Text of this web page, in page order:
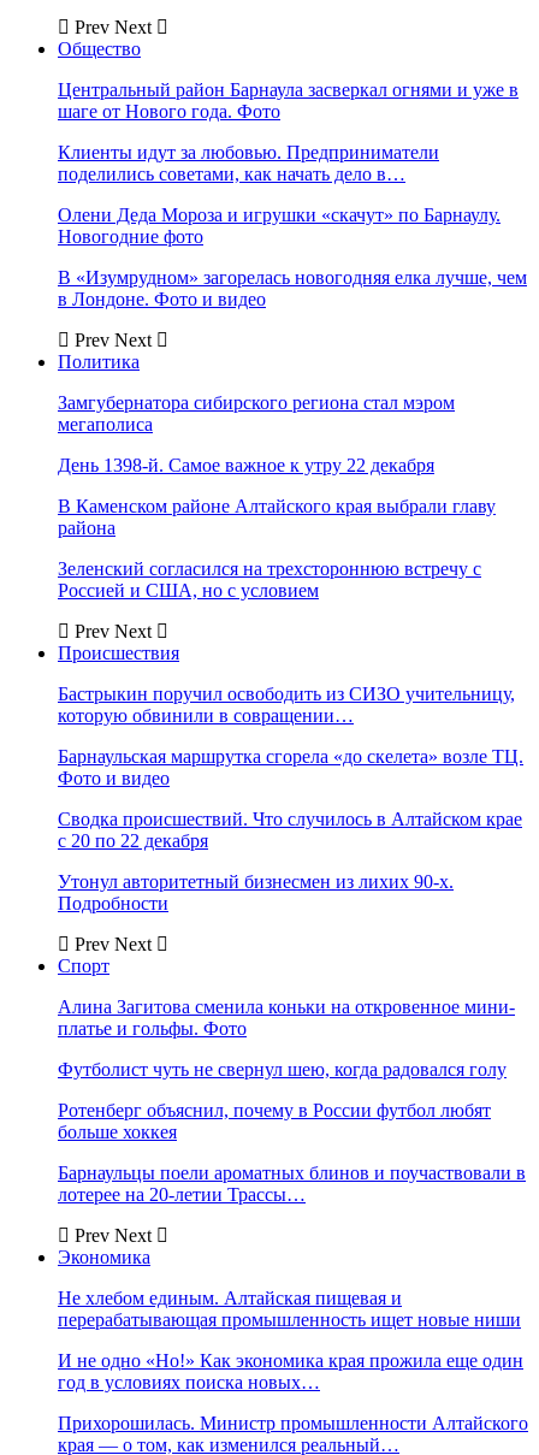
Prev Next
Общество
Центральный район Барнаула засверкал огнями и уже в
шаге от Нового года. Фото
Клиенты идут за любовью. Предприниматели
поделились советами, как начать дело в…
Олени Деда Мороза и игрушки «скачут» по Барнаулу.
Новогодние фото
В «Изумрудном» загорелась новогодняя елка лучше, чем
в Лондоне. Фото и видео
Prev Next
Политика
Замгубернатора сибирского региона стал мэром
мегаполиса
День 1398-й. Самое важное к утру 22 декабря
В Каменском районе Алтайского края выбрали главу
района
Зеленский согласился на трехстороннюю встречу с
Россией и США, но с условием
Prev Next
Происшествия
Бастрыкин поручил освободить из СИЗО учительницу,
которую обвинили в совращении…
Барнаульская маршрутка сгорела «до скелета» возле ТЦ.
Фото и видео
Сводка происшествий. Что случилось в Алтайском крае
с 20 по 22 декабря
Утонул авторитетный бизнесмен из лихих 90-х.
Подробности
Prev Next
Спорт
Алина Загитова сменила коньки на откровенное мини-
платье и гольфы. Фото
Футболист чуть не свернул шею, когда радовался голу
Ротенберг объяснил, почему в России футбол любят
больше хоккея
Барнаульцы поели ароматных блинов и поучаствовали в
лотерее на 20-летии Трассы…
Prev Next
Экономика
Не хлебом единым. Алтайская пищевая и
перерабатывающая промышленность ищет новые ниши
И не одно «Но!» Как экономика края прожила еще один
год в условиях поиска новых…
Прихорошилась. Министр промышленности Алтайского
края — о том, как изменился реальный…